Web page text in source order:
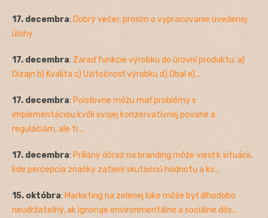
17. decembra: Dobrý večer, prosím o vypracovanie uvedenej
úlohy
17. decembra: Zaraď funkcie výrobku do úrovní produktu: a)
Dizajn b) Kvalita c) Užitočnosť výrobku d) Obal e)...
17. decembra: Poisťovne môžu mať problémy s
implementáciou kvôli svojej konzervatívnej povahe a
reguláciám, ale ti...
17. decembra: Prílišný dôraz na branding môže viesť k situácii,
kde percepcia značky zatieni skutočnú hodnotu a kv...
15. októbra: Marketing na zelenej lúke môže byť dlhodobo
neudržateľný, ak ignoruje environmentálne a sociálne dôs...